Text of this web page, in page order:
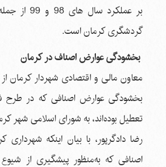
بر عملکرد
گردشگری کرمان است.
بخشودگی عوارض اصناف در کرمان
معاون مالی و اقتصادی شهردار کرمان
بخشودگی عوارض اصنافی که در طرح
تعطیل بوده‌اند، به شورای اسلامی شهر
رضا دادگرپور، با بیان اینکه
اصنافی که به‌منظور پیشگیری از